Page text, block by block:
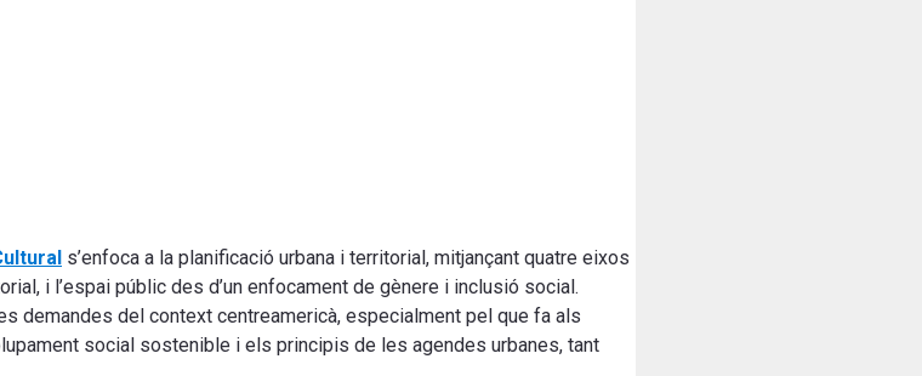
s’enfoca a la planificació urbana i territorial, mitjançant quatre eixos
i l’espai públic des d’un enfocament de gènere i inclusió social.
demandes del context centreamericà, especialment pel que fa als
social sostenible i els principis de les agendes urbanes, tant